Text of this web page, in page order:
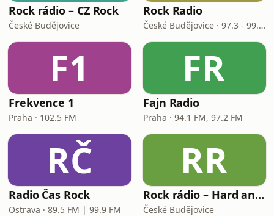
Rock rádio – CZ Rock
České Budějovice
Rock Radio
České Budějovice · 97.3 - 99.7 FM
F1
Frekvence 1
Praha · 102.5 FM
FR
Fajn Radio
Praha · 94.1 FM, 97.2 FM
RČ
Radio Čas Rock
Ostrava · 89.5 FM | 99.9 FM
RR
Rock rádio – Hard and Heavy
České Budějovice